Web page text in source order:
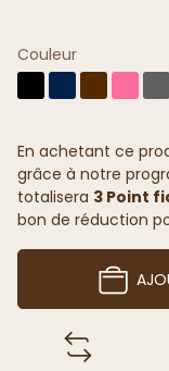
Couleur
En achetant ce
grâce à notre
totalisera 3 Point
bon de réduction